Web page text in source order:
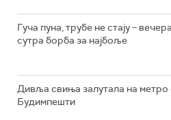
Гуча пуна, трубе не стају –
сутра борба за најбоље
Дивља свиња залутала на метро
Будимпешти